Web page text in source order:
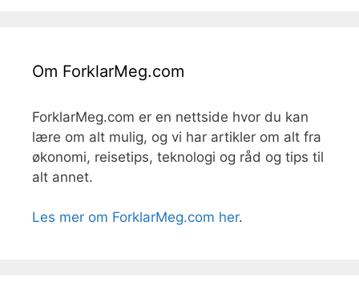
Om ForklarMeg.com
ForklarMeg.com er en nettside hvor du kan
lære om alt mulig, og vi har artikler om alt fra
økonomi, reisetips, teknologi og råd og tips til
alt annet.
Les mer om ForklarMeg.com her.